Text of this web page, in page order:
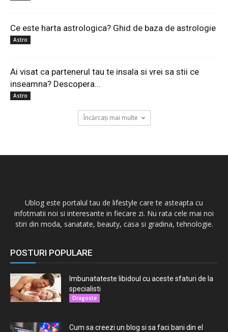
Ce este harta astrologica? Ghid de baza de astrologie
Astro
Ai visat ca partenerul tau te insala si vrei sa stii ce
inseamna? Descopera...
Astro
Încărcați mai multe
Ublog este portalul tau de lifestyle care te asteapta cu
infotmatii noi si interesante in fiecare zi. Nu rata cele mai noi
stiri din moda, sanatate, beauty, casa si gradina, tehnologie.
POSTURI POPULARE
Imbunatateste libidoul cu aceste sfaturi de la
specialisti
Dragoste
Cum sa creezi un blog si sa faci bani din el